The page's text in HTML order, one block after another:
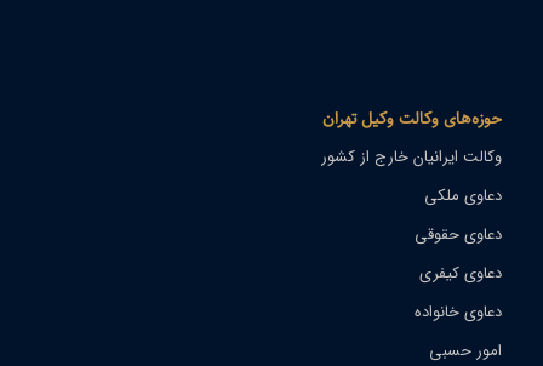
حوزه‌های وکالت وکیل تهران
وکالت ایرانیان خارج از کشور
دعاوی ملکی
دعاوی حقوقی
دعاوی کیفری
دعاوی خانواده
امور حسبی